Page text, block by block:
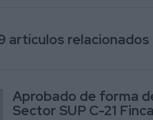
artículos
Aprobado de forma
Sector SUP C-21